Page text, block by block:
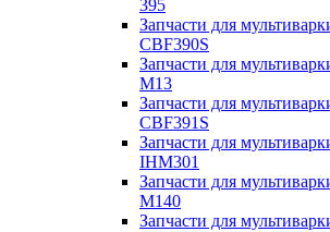
395
Запчасти для
CBF390S
Запчасти для
M13
Запчасти для
CBF391S
Запчасти для
IHM301
Запчасти для
M140
Запчасти для